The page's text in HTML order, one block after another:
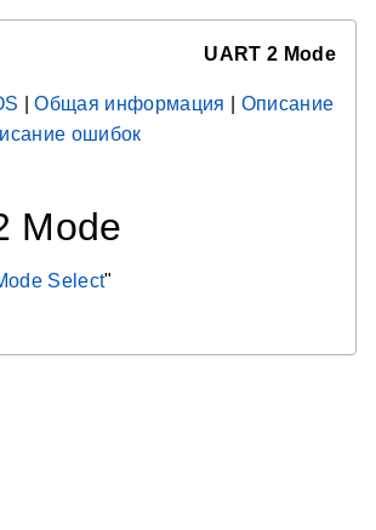
UART 2 Mode
|Общая информация
Описание
ошибок
Mode
Select"